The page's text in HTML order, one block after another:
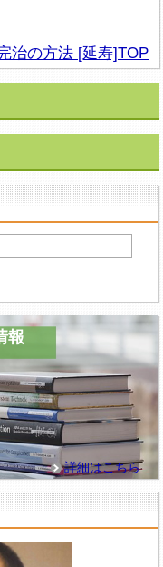
治の方法 [延寿]TOP
報
詳細はこちら